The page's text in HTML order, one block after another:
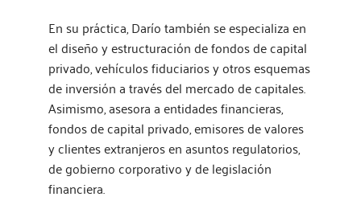
En su práctica, Darío también se especializa en
el diseño y estructuración de fondos de capital
privado, vehículos fiduciarios y otros esquemas
de inversión a través del mercado de capitales.
Asimismo, asesora a entidades financieras,
fondos de capital privado, emisores de valores
y clientes extranjeros en asuntos regulatorios,
de gobierno corporativo y de legislación
financiera.